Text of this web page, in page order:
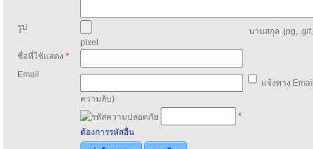
รูป
นามสกุล .jpg,
pixel
ชื่อที่ใช้แสดง *
Email
แจ้งทาง
ความลับ)
*
ต้องการรหัสอื่น